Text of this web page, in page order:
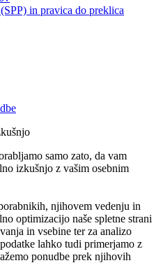
in pravica do preklica
samo zato, da vam
izkušnjo z vašim osebnim
njihovem vedenju in
optimizacijo naše spletne strani
in vsebine ter za analizo
lahko tudi primerjamo z
ponudbe prek njihovih